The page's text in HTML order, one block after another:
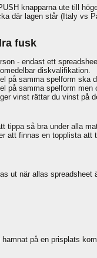
knapparna ute till
där lagen står (Italy vs
fusk
- endast ett
diskvalifikation.
på samma spelform ska
på samma spelform
vinst rättar du vinst på
tippa så bra under alla
att finnas en topplista att
ut när allas spreadsheet
på en prisplats